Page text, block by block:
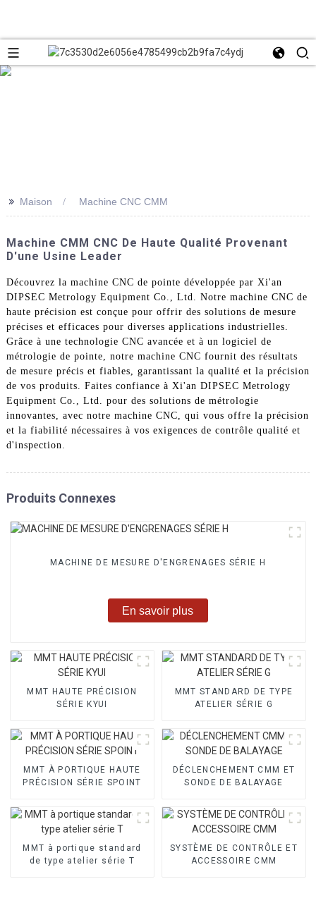
>> Maison Machine CNC CMM
Machine CMM CNC De Haute Qualité Provenant
D'une Usine Leader
Découvrez la machine CNC de pointe développée par Xi'an
DIPSEC Metrology Equipment Co., Ltd. Notre machine CNC de
haute précision est conçue pour offrir des solutions de mesure
précises et efficaces pour diverses applications industrielles.
Grâce à une technologie CNC avancée et à un logiciel de
métrologie de pointe, notre machine CNC fournit des résultats
de mesure précis et fiables, garantissant la qualité et la précision
de vos produits. Faites confiance à Xi'an DIPSEC Metrology
Equipment Co., Ltd. pour des solutions de métrologie
innovantes, avec notre machine CNC, qui vous offre la précision
et la fiabilité nécessaires à vos exigences de contrôle qualité et
d'inspection.
Produits Connexes
MACHINE DE MESURE D'ENGRENAGES SÉRIE H
En savoir plus
MMT HAUTE PRÉCISION
SÉRIE KYUI
MMT STANDARD DE TYPE
ATELIER SÉRIE G
MMT À PORTIQUE HAUTE
PRÉCISION SÉRIE SPOINT
DÉCLENCHEMENT CMM ET
SONDE DE BALAYAGE
MMT à portique standard
de type atelier série T
SYSTÈME DE CONTRÔLE ET
ACCESSOIRE CMM